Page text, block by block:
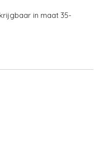
in maat 35-